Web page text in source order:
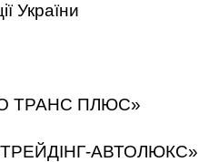
України
ТРАНС ПЛЮС»
ТРЕЙДІНГ-АВТОЛЮКС»